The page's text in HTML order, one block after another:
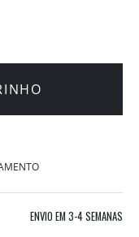
ENVIO EM 3-4 SEMANAS